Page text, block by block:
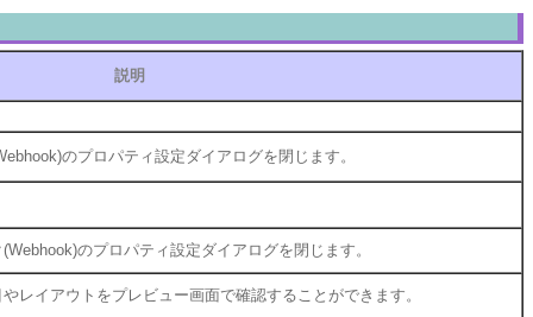
説明
のプロパティ設定ダイアログを閉じます。
のプロパティ設定ダイアログを閉じます。
レイアウトをプレビュー画面で確認することができます。